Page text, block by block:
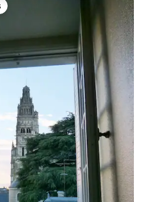
apreciados